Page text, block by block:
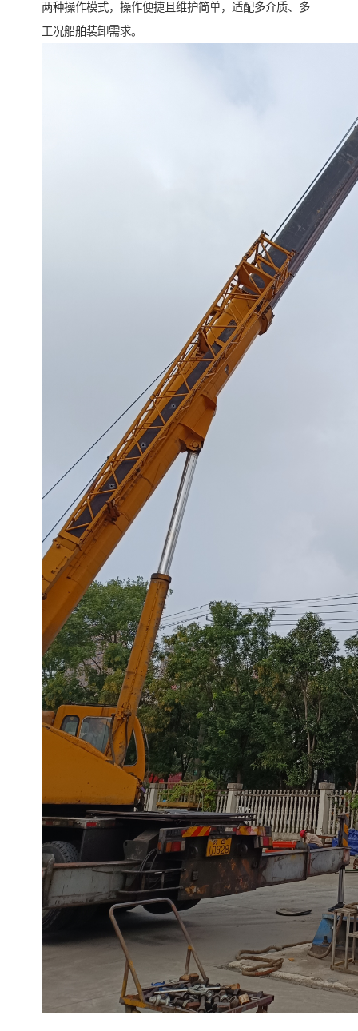
两种操作模式，操作便捷且维护简单，适配多介质、多
工况船舶装卸需求。